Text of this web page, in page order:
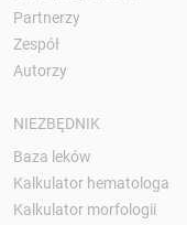
Partnerzy
Zespół
Autorzy
NIEZBĘDNIK
Baza leków
Kalkulator hematologa
Kalkulator morfologii